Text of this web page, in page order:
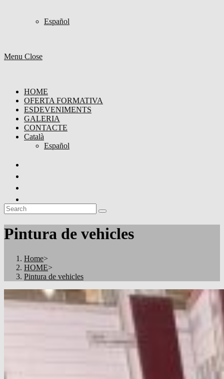
Español
Menu Close
HOME
OFERTA FORMATIVA
ESDEVENIMENTS
GALERIA
CONTACTE
Català
Español
Pintura de vehicles
Home>
HOME>
Pintura de vehicles